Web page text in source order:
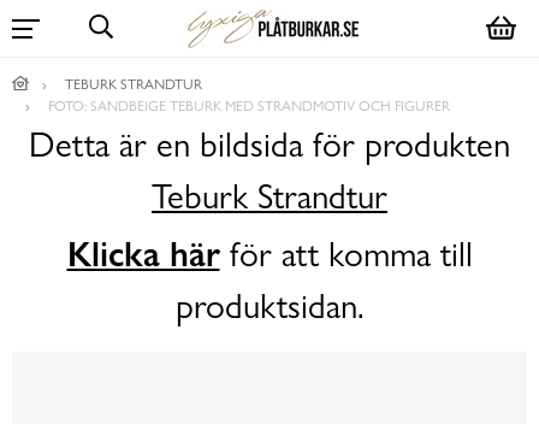
TEBURK STRANDTUR
FOTO: SANDBEIGE TEBURK MED STRANDMOTIV OCH FIGURER
Detta är en bildsida för produkten
Teburk Strandtur
Klicka härför att komma till
produktsidan.